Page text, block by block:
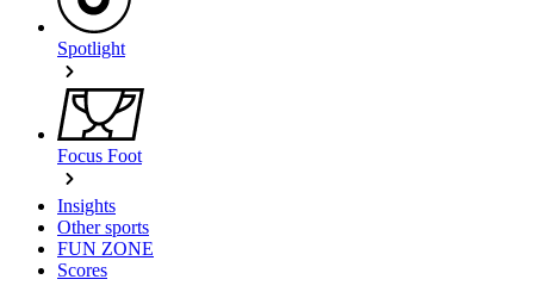
Spotlight
Focus Foot
Insights
Other sports
FUN ZONE
Scores